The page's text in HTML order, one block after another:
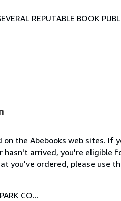
REPUTABLE BOOK
the Abebooks web sites. If
arrived, you're
you've ordered, please use
CO...